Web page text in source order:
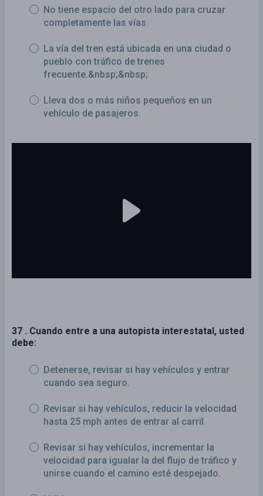
No tiene espacio del otro lado para cruzar
completamente las vías.
La vía del tren está ubicada en una ciudad o
pueblo con tráfico de trenes
frecuente.&nbsp;&nbsp;
Lleva dos o más niños pequeños en un
vehículo de pasajeros.
37 . Cuando entre a una autopista interestatal, usted
debe:
Detenerse, revisar si hay vehículos y entrar
cuando sea seguro.
Revisar si hay vehículos, reducir la velocidad
hasta 25 mph antes de entrar al carril.
Revisar si hay vehículos, incrementar la
velocidad para igualar la del flujo de tráfico y
unirse cuando el camino esté despejado.